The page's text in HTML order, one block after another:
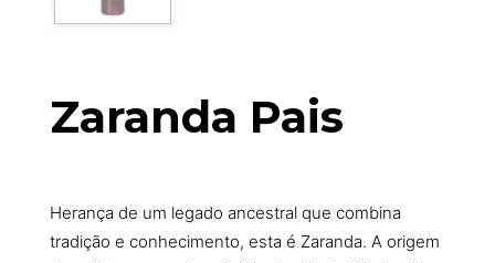
Zaranda Pais
Herança de um legado ancestral que combina
tradição e conhecimento, esta é Zaranda. A origem